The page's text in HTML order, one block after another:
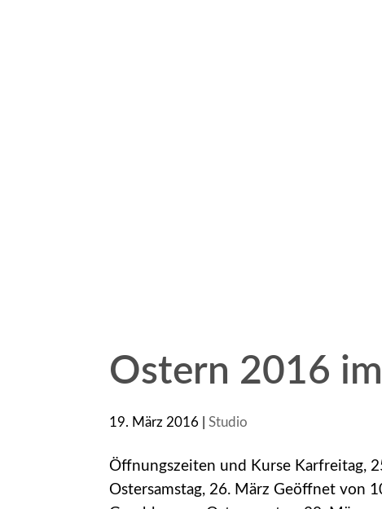
Ostern 2016
19. März 2016 |Studio
Öffnungszeiten und Kurse Karfreitag,
Ostersamstag, 26. März Geöffnet von